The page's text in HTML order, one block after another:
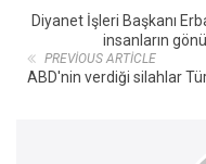
Diyanet İşleri Başkanı
insanların
PREVIOUS ARTICLE
ABD'nin verdiği silahlar